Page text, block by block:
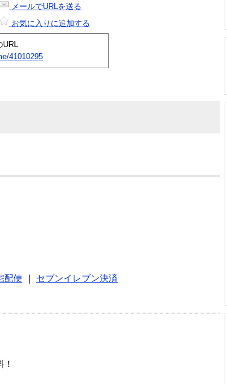
メールでURLを送る
お気に入りに追加する
41010295
配便
セブンイレブン決済